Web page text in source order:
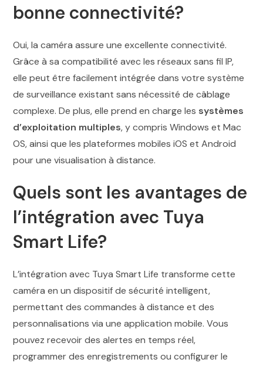
bonne connectivité?
Oui, la caméra assure une excellente connectivité.
Grâce à sa compatibilité avec les réseaux sans fil IP,
elle peut être facilement intégrée dans votre système
de surveillance existant sans nécessité de câblage
complexe. De plus, elle prend en charge les systèmes
d’exploitation multiples, y compris Windows et Mac
OS, ainsi que les plateformes mobiles iOS et Android
pour une visualisation à distance.
Quels sont les avantages de
l’intégration avec Tuya
Smart Life?
L’intégration avec Tuya Smart Life transforme cette
caméra en un dispositif de sécurité intelligent,
permettant des commandes à distance et des
personnalisations via une application mobile. Vous
pouvez recevoir des alertes en temps réel,
programmer des enregistrements ou configurer le